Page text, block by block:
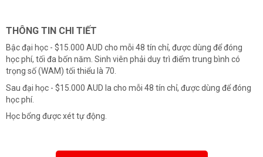
THÔNG TIN CHI TIẾT
Bậc đại học - $15.000 AUD cho mỗi 48 tín chỉ, được dùng để đóng
học phí, tối đa bốn năm. Sinh viên phải duy trì điểm trung bình có
trọng số (WAM) tối thiểu là 70.
Sau đại học - $15.000 AUD la cho mỗi 48 tín chỉ, được dùng để đóng
học phí.
Học bổng được xét tự động.